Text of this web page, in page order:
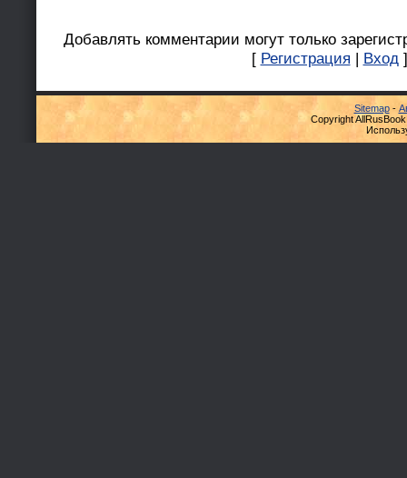
Добавлять комментарии могут только
[ Регистрация | Вход ]
Sitemap-
Copyright